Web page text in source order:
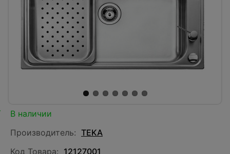
В наличии
Производитель: TEKA
Код Товара: 12127001